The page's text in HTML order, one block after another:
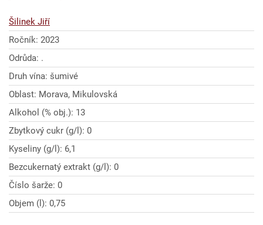
Šilinek Jiří
Ročník: 2023
Odrůda: .
Druh vína: šumivé
Oblast: Morava, Mikulovská
Alkohol (% obj.): 13
Zbytkový cukr (g/l): 0
Kyseliny (g/l): 6,1
Bezcukernatý extrakt (g/l): 0
Číslo šarže: 0
Objem (l): 0,75